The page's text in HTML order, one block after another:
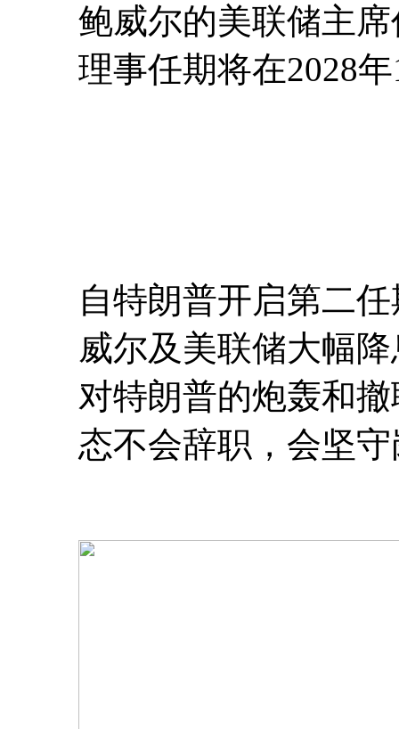
鲍威尔的美联储主
理事任期将在2028
自特朗普开启第二
威尔及美联储大幅
对特朗普的炮轰和
态不会辞职，会坚